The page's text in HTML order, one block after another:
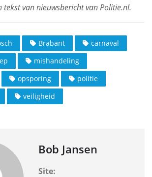
Brabant
carnaval
mishandeling
opsporing
politie
veiligheid
Bob Jansen
Site: